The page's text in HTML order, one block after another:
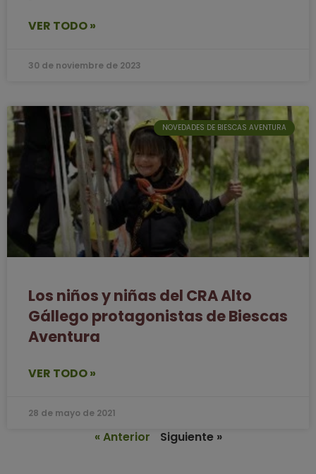
VER TODO »
30 de noviembre de 2023
NOVEDADES DE BIESCAS AVENTURA
Los niños y niñas del CRA Alto
Gállego protagonistas de Biescas
Aventura
VER TODO »
28 de mayo de 2021
« Anterior Siguiente »